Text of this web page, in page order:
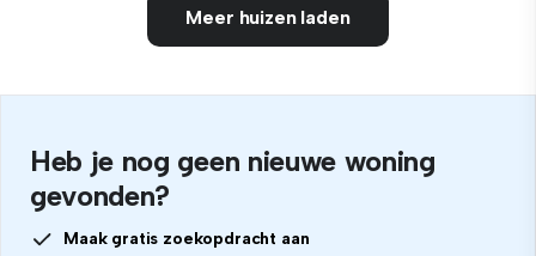
Meer huizen laden
Heb je nog geen nieuwe woning
gevonden?
Maak gratis zoekopdracht aan